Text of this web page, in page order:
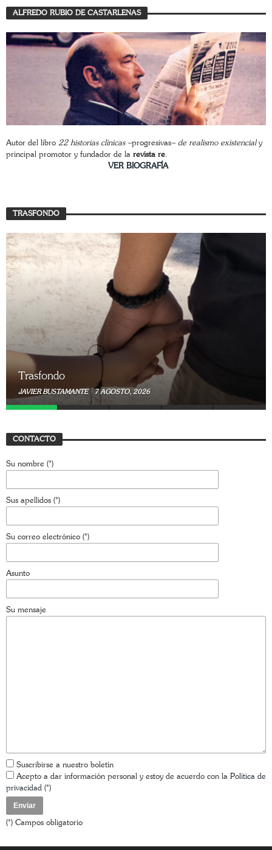
ALFREDO RUBIO DE CASTARLENAS
Autor del libro 22 historias clínicas –progresivas– de realismo existencialy
principal promotor y fundador de la revista re.
VER BIOGRAFÍA
TRASFONDO
Trasfondo
JAVIER BUSTAMANTE 7 AGOSTO, 2026
CONTACTO
Su nombre (*)
Sus apellidos (*)
Su correo electrónico (*)
Asunto
Su mensaje
Suscribirse a nuestro boletín
Acepto a dar información personal y estoy de acuerdo con la Política de
privacidad (*)
(*) Campos obligatorio